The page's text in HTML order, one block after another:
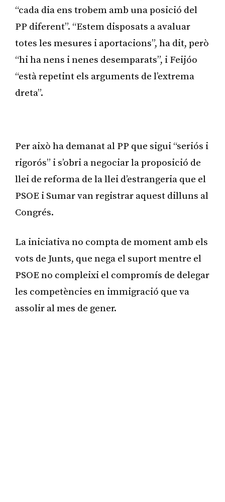
“cada dia ens trobem amb una posició del
PP diferent”. “Estem disposats a avaluar
totes les mesures i aportacions”, ha dit, però
“hi ha nens i nenes desemparats”, i Feijóo
“està repetint els arguments de l’extrema
dreta”.
Per això ha demanat al PP que sigui “seriós i
rigorós” i s’obri a negociar la proposició de
llei de reforma de la llei d’estrangeria que el
PSOE i Sumar van registrar aquest dilluns al
Congrés.
La iniciativa no compta de moment amb els
vots de Junts, que nega el suport mentre el
PSOE no compleixi el compromís de delegar
les competències en immigració que va
assolir al mes de gener.